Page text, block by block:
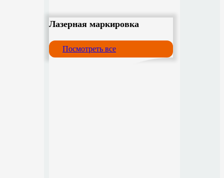
Лазерная маркировка
Посмотреть все